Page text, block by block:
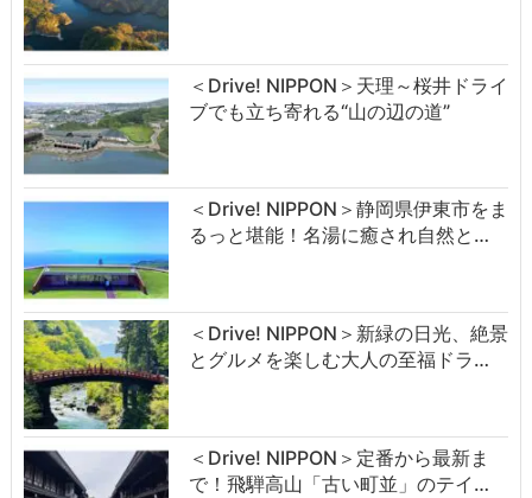
＜Drive! NIPPON＞天理～桜井ドライ
ブでも立ち寄れる“山の辺の道”
＜Drive! NIPPON＞静岡県伊東市をま
るっと堪能！名湯に癒され自然と…
＜Drive! NIPPON＞新緑の日光、絶景
とグルメを楽しむ大人の至福ドラ…
＜Drive! NIPPON＞定番から最新ま
で！飛騨高山「古い町並」のテイ…